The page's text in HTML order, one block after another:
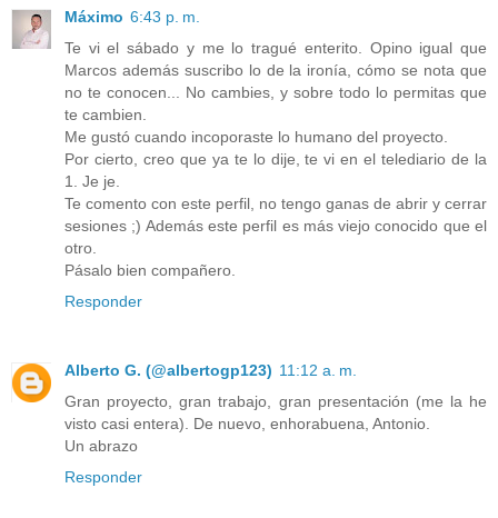
Máximo 6:43 p. m.
Te vi el sábado y me lo tragué enterito. Opino igual que
Marcos además suscribo lo de la ironía, cómo se nota que
no te conocen... No cambies, y sobre todo lo permitas que
te cambien.
Me gustó cuando incoporaste lo humano del proyecto.
Por cierto, creo que ya te lo dije, te vi en el telediario de la
1. Je je.
Te comento con este perfil, no tengo ganas de abrir y cerrar
sesiones ;) Además este perfil es más viejo conocido que el
otro.
Pásalo bien compañero.
Responder
Alberto G. (@albertogp123) 11:12 a. m.
Gran proyecto, gran trabajo, gran presentación (me la he
visto casi entera). De nuevo, enhorabuena, Antonio.
Un abrazo
Responder